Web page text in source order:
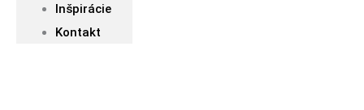
Inšpirácie
Kontakt